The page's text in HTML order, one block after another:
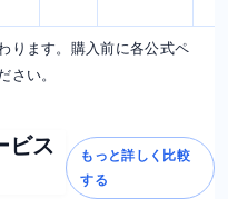
ります。購入前に各公式ペ
さい。
ビス
もっと詳しく比較
する